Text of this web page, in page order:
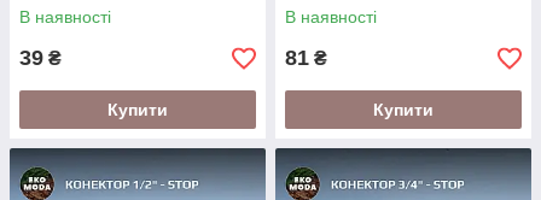
В наявності
39 ₴
Купити
В наявності
81 ₴
Купити